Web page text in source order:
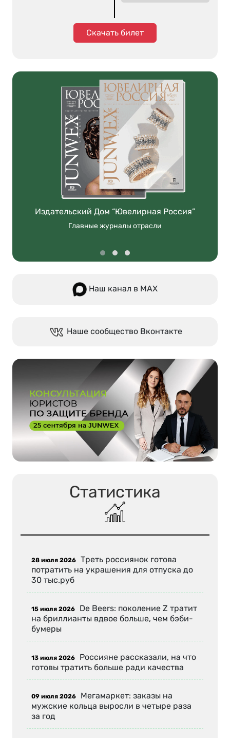
Скачать билет
Издательский Дом “Ювелирная Россия”
Главные журналы отрасли
Наш канал в МАХ
Наше сообщество Вконтакте
Статистика
28 июля 2026 Треть россиянок готова
потратить на украшения для отпуска до
30 тыс.руб
15 июля 2026 De Beers: поколение Z тратит
на бриллианты вдвое больше, чем бэби-
бумеры
13 июля 2026 Россияне рассказали, на что
готовы тратить больше ради качества
09 июля 2026 Мегамаркет: заказы на
мужские кольца выросли в четыре раза
за год